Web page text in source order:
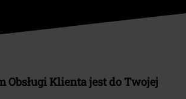
Obsługi Klienta jest do Twojej